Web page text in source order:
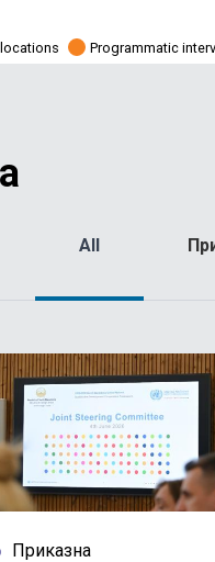
Programmatic
All
Приказна